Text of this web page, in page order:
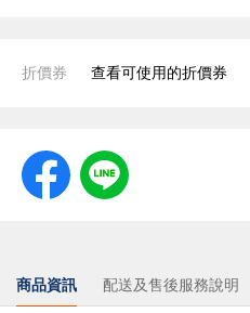
折價券 查看可使用的折價券
商品資訊 配送及售後服務說明